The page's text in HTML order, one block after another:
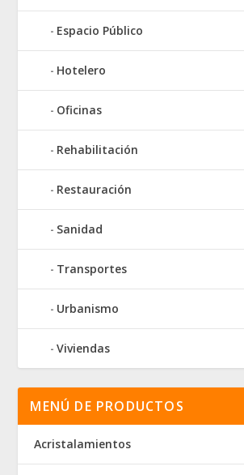
Espacio Público
Hotelero
Oficinas
Rehabilitación
Restauración
Sanidad
Transportes
Urbanismo
Viviendas
MENÚ DE PRODUCTOS
Acristalamientos